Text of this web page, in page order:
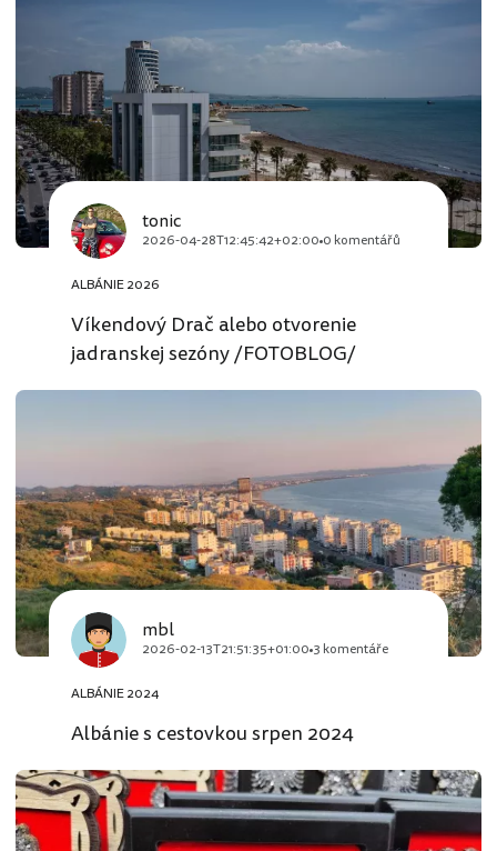
tonic
2026-04-28T12:45:42+02:00 0 komentářů
ALBÁNIE 2026
Víkendový Drač alebo otvorenie
jadranskej sezóny /FOTOBLOG/
mbl
2026-02-13T21:51:35+01:00 3 komentáře
ALBÁNIE 2024
Albánie s cestovkou srpen 2024